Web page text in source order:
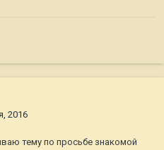
2016
тему по просьбе знакомой